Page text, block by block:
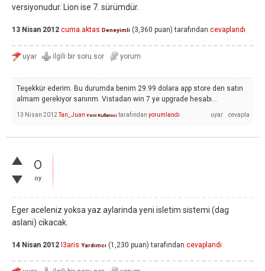
versiyonudur. Lion ise 7. sürümdür.
13 Nisan 2012 cuma.aktas Deneyimli (3,360 puan) tarafından cevaplandı
Teşekkür ederim. Bu durumda benim 29.99 dolara app store den satın
almam gerekiyor sanırım. Vistadan win 7 ye upgrade hesabı...
13 Nisan 2012 Tan_Juan Yeni Kullanıcı tarafından yorumlandı
0
oy
Eger aceleniz yoksa yaz aylarinda yeni isletim sistemi (dag
aslani) cikacak.
14 Nisan 2012 I3aris Yardımcı (1,230 puan) tarafından cevaplandı